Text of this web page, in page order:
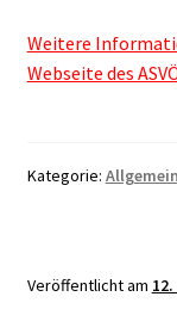
Weitere
Webseite des
Kategorie: Allgemein
Veröffentlicht am